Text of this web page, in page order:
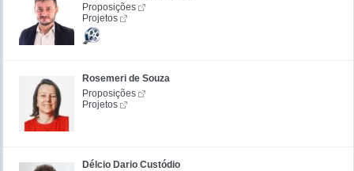
Proposições
Projetos
Rosemeri de Souza
Proposições
Projetos
Délcio Dario Custódio